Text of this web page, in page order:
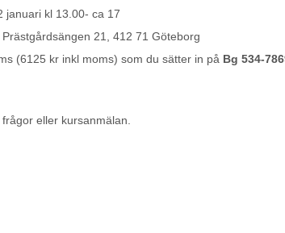
kl 13.00- ca 17
21, 412 71 Göteborg
(6125 kr inkl moms) som du sätter in på Bg 534-
eller kursanmälan.